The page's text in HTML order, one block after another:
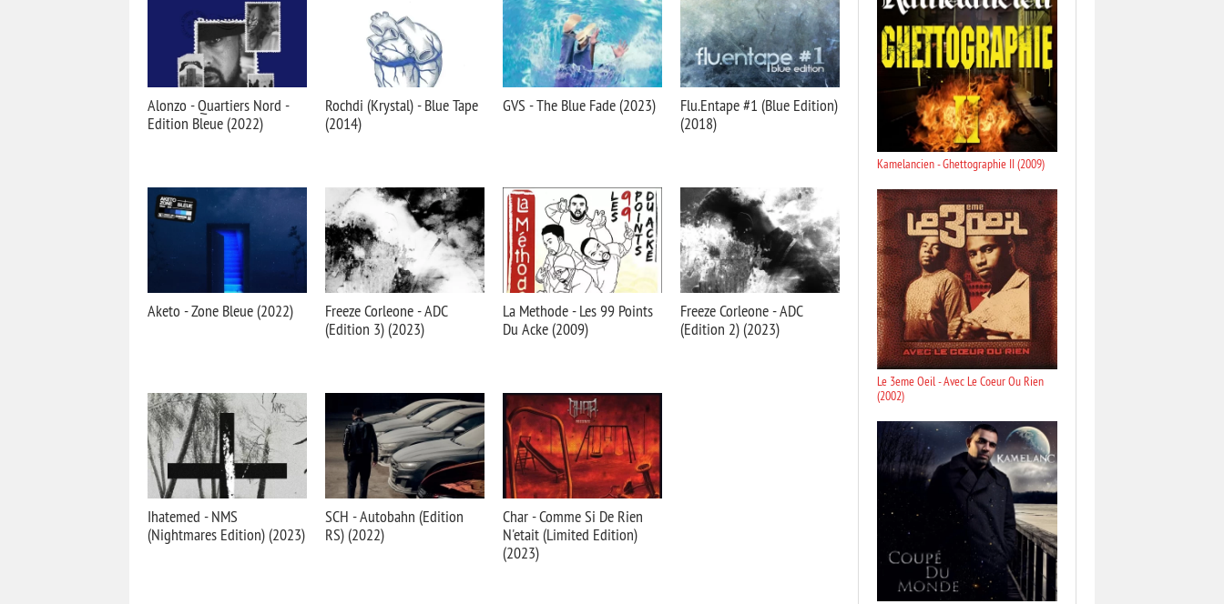
Alonzo - Quartiers Nord -
Edition Bleue (2022)
Rochdi (Krystal) - Blue Tape
(2014)
GVS - The Blue Fade (2023)
Flu.Entape #1 (Blue Edition)
(2018)
Aketo - Zone Bleue (2022)
Freeze Corleone - ADC
(Edition 3) (2023)
La Methode - Les 99 Points
Du Acke (2009)
Freeze Corleone - ADC
(Edition 2) (2023)
Ihatemed - NMS
(Nightmares Edition) (2023)
SCH - Autobahn (Edition
RS) (2022)
Char - Comme Si De Rien
N'etait (Limited Edition)
(2023)
Kamelancien - Ghettographie II (2009)
Le 3eme Oeil - Avec Le Coeur Ou Rien
(2002)